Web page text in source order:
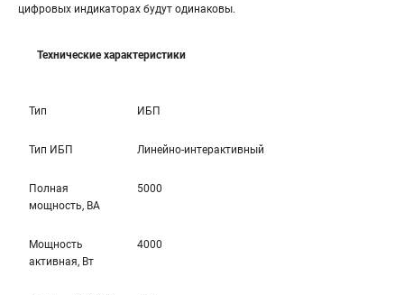
цифровых индикаторах будут одинаковы.
Технические характеристики
Тип ИБП
Тип ИБП Линейно-интерaктивный
Полная
мощность, ВА
5000
Мощность
активная, Вт
4000